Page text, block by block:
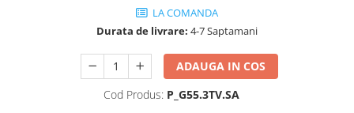
LA COMANDA
Durata de livrare: 4-7 Saptamani
ADAUGA IN COS
Cod Produs: P_G55.3TV.SA